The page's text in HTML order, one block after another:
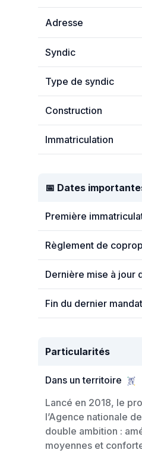
Adresse
Syndic
Type de syndic
Construction
Immatriculation
📅 Dates
Première
Règlement de
Dernière mise à jour
Fin du dernier mandat
Particularités
Dans un territoire
Lancé en 2018, le
l’Agence nationale
double ambition :
moyennes et